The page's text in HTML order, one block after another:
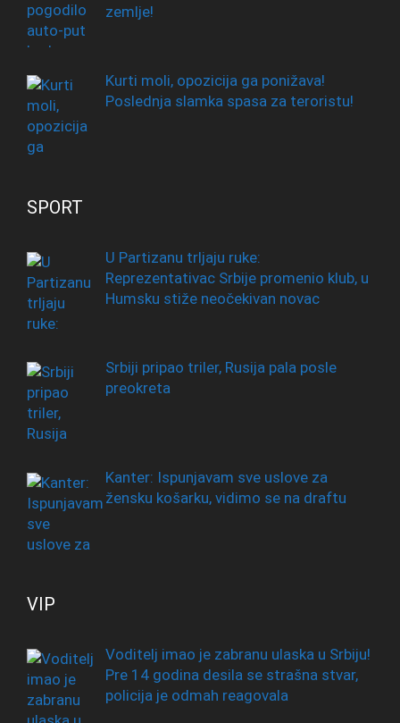
zemlje!
Kurti moli, opozicija ga ponižava!
Poslednja slamka spasa za teroristu!
SPORT
U Partizanu trljaju ruke:
Reprezentativac Srbije promenio klub, u
Humsku stiže neočekivan novac
Srbiji pripao triler, Rusija pala posle
preokreta
Kanter: Ispunjavam sve uslove za
žensku košarku, vidimo se na draftu
VIP
Voditelj imao je zabranu ulaska u Srbiju!
Pre 14 godina desila se strašna stvar,
policija je odmah reagovala